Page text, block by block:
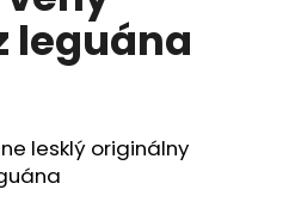
leguána
lesklý originálny